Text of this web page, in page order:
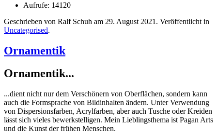
Aufrufe: 14120
Geschrieben von Ralf Schuh am 29. August 2021 . Veröffentlicht in
Uncategorised.
Ornamentik
Ornamentik...
...dient nicht nur dem Verschönern von Oberflächen, sondern kann
auch die Formsprache von Bildinhalten ändern. Unter Verwendung
von Dispersionsfarben, Acrylfarben, aber auch Tusche oder Kreiden
lässt sich vieles bewerkstelligen. Mein Lieblingsthema ist Pagan Arts
und die Kunst der frühen Menschen.